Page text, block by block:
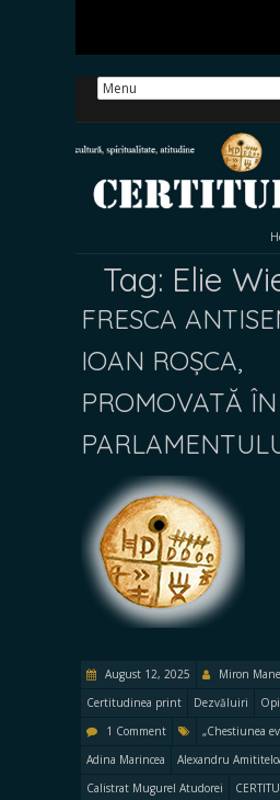
Tag: Elie
FRESCA
IOAN ROȘCA,
PROMOVATĂ
August 12, 2025 Miron
Certitudinea print
Dezvăluiri
1 Comment
„Chestiunea
Adina Marincea
Alexandru
Calistrat Mugurel Atudorei